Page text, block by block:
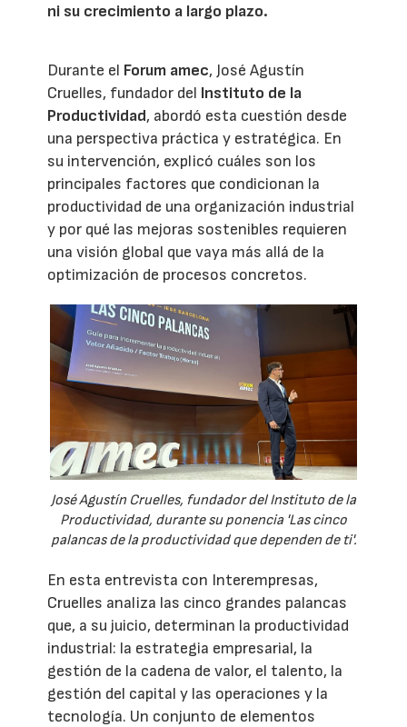
ni su crecimiento a largo plazo.
Durante el Forum amec, José Agustín
Cruelles, fundador del Instituto de la
Productividad, abordó esta cuestión desde
una perspectiva práctica y estratégica. En
su intervención, explicó cuáles son los
principales factores que condicionan la
productividad de una organización industrial
y por qué las mejoras sostenibles requieren
una visión global que vaya más allá de la
optimización de procesos concretos.
José Agustín Cruelles, fundador del Instituto de la
Productividad, durante su ponencia 'Las cinco
palancas de la productividad que dependen de ti'.
En esta entrevista con Interempresas,
Cruelles analiza las cinco grandes palancas
que, a su juicio, determinan la productividad
industrial: la estrategia empresarial, la
gestión de la cadena de valor, el talento, la
gestión del capital y las operaciones y la
tecnología. Un conjunto de elementos